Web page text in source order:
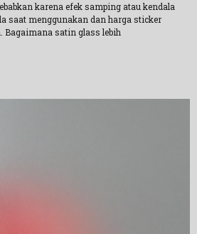
karena efek samping atau kendala
saat menggunakan dan harga sticker
Bagaimana satin glass lebih